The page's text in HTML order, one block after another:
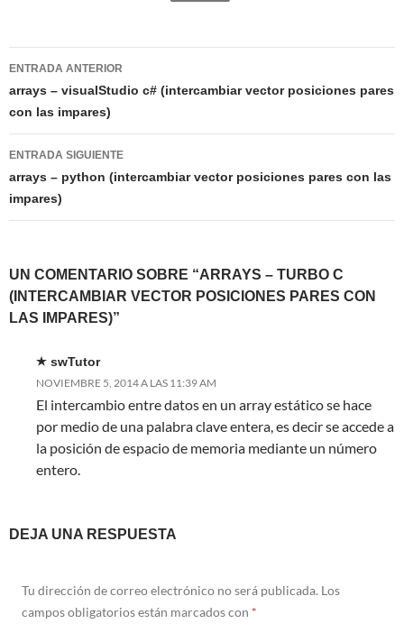
Navegación
de
entradas
ENTRADA ANTERIOR
arrays – visualStudio c# (intercambiar vector posiciones pares
con las impares)
ENTRADA SIGUIENTE
arrays – python (intercambiar vector posiciones pares con las
impares)
UN COMENTARIO SOBRE “ARRAYS – TURBO C
(INTERCAMBIAR VECTOR POSICIONES PARES CON
LAS IMPARES)”
swTutor
NOVIEMBRE 5, 2014 A LAS 11:39 AM
El intercambio entre datos en un array estático se hace
por medio de una palabra clave entera, es decir se accede a
la posición de espacio de memoria mediante un número
entero.
DEJA UNA RESPUESTA
Tu dirección de correo electrónico no será publicada. Los
campos obligatorios están marcados con *